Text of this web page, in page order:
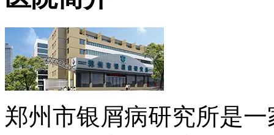
郑州市银屑病研究所是